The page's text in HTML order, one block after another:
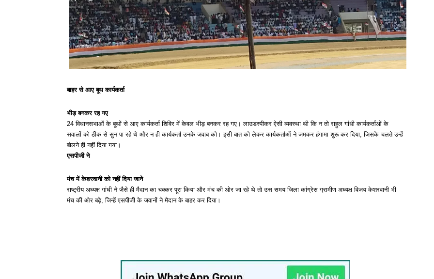
बाहर से आए बूथ कार्यकर्ता
भीड़ बनकर रह गए
24 विधानसभाओं के बूथों से आए कार्यकर्ता शिविर में केवल भीड़ बनकर रह गए। लाउडस्पीकर ऐसी व्यवस्था थी कि न तो राहुल गांधी कार्यकर्ताओं के
सवालों को ठीक से सुन पा रहे थे और न ही कार्यकर्ता उनके जवाब को। इसी बात को लेकर कार्यकर्ताओं ने जमकर हंगामा शुरू कर दिया, जिसके चलते उन्हें
बोलने ही नहीं दिया गया।
एसपीजी ने
मंच में केशरवानी को नहीं दिया जाने
राष्ट्रीय अध्यक्ष गांधी ने जैसे ही मैदान का चक्कर पूरा किया और मंच की ओर जा रहे थे तो उस समय जिला कांग्रेस ग्रामीण अध्यक्ष विजय केशरवानी भी
मंच की ओर बढ़े, जिन्हें एसपीजी के जवानों ने मैदान के बाहर कर दिया।